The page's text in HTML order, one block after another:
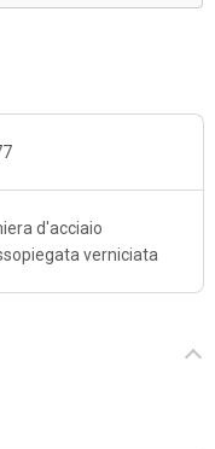
d'acciaio
verniciata